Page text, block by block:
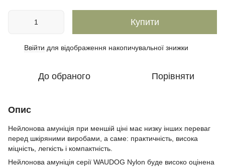
Купити
Ввійти для відображення накопичувальної знижки
До обраного Порівняти
Опис
Нейлонова амуніція при меншій ціні має низку інших переваг
перед шкіряними виробами, а саме: практичність, висока
міцність, легкість і компактність.
Нейлонова амуніція серії WAUDOG Nylon буде високо оцінена